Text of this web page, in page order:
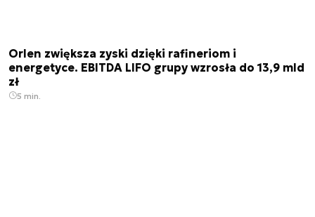
Orlen zwiększa zyski dzięki rafineriom i
energetyce. EBITDA LIFO grupy wzrosła do 13,9 mld
zł
5 min.